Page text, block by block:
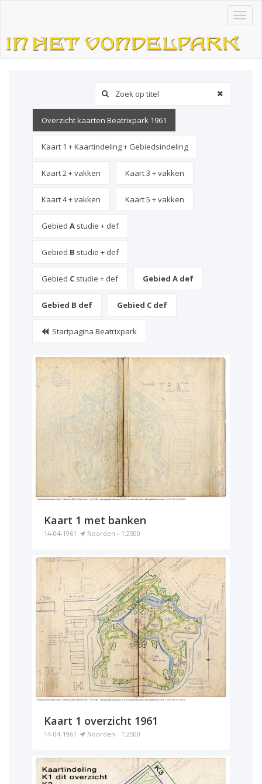
Overzicht kaarten Beatrixpark 1961
Kaart 1 + Kaartindeling + Gebiedsindeling
Kaart 2 + vakken Kaart 3 + vakken
Kaart 4 + vakken Kaart 5 + vakken
Gebied A studie + def
Gebied B studie + def
Gebied C studie + def Gebied A def
Gebied B def Gebied C def
Startpagina Beatrixpark
Kaart 1 met banken
14-04-1961 Noorden - 1:2500
Kaart 1 overzicht 1961
14-04-1961 Noorden - 1:2500